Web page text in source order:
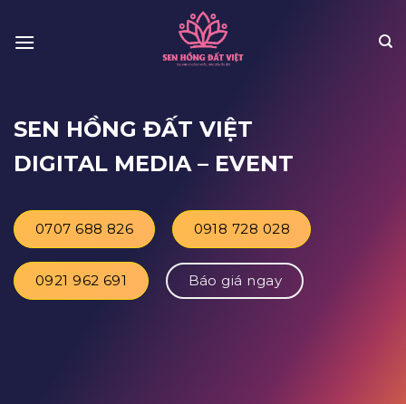
SEN HỒNG ĐẤT VIỆT
DIGITAL MEDIA – EVENT
0707 688 826 0918 728 028
0921 962 691 Báo giá ngay